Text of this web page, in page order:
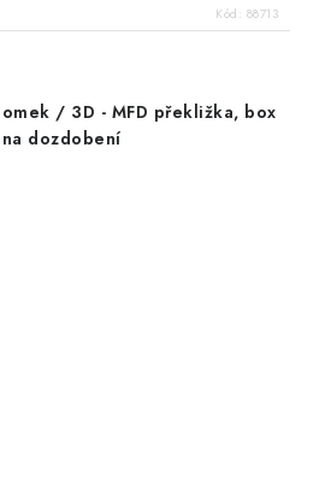
Kód: 88713
/ 3D - MFD překližka, box
na dozdobení